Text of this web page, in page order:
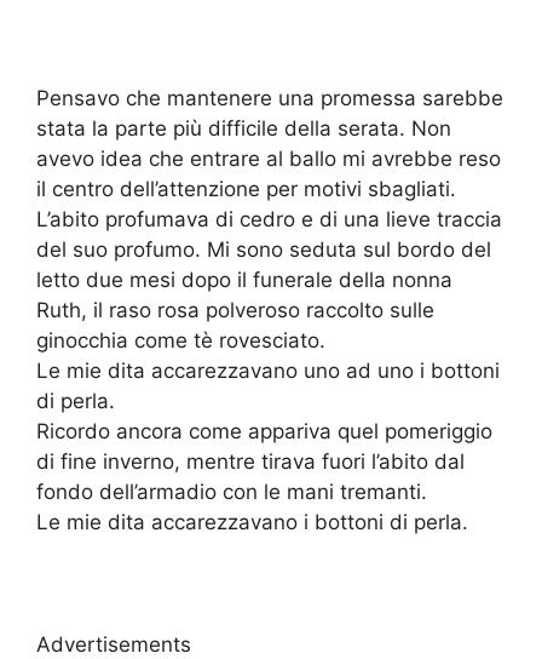
Pensavo che mantenere una promessa sarebbe
stata la parte più difficile della serata. Non
avevo idea che entrare al ballo mi avrebbe reso
il centro dell’attenzione per motivi sbagliati.
L’abito profumava di cedro e di una lieve traccia
del suo profumo. Mi sono seduta sul bordo del
letto due mesi dopo il funerale della nonna
Ruth, il raso rosa polveroso raccolto sulle
ginocchia come tè rovesciato.
Le mie dita accarezzavano uno ad uno i bottoni
di perla.
Ricordo ancora come appariva quel pomeriggio
di fine inverno, mentre tirava fuori l’abito dal
fondo dell’armadio con le mani tremanti.
Le mie dita accarezzavano i bottoni di perla.
Advertisements